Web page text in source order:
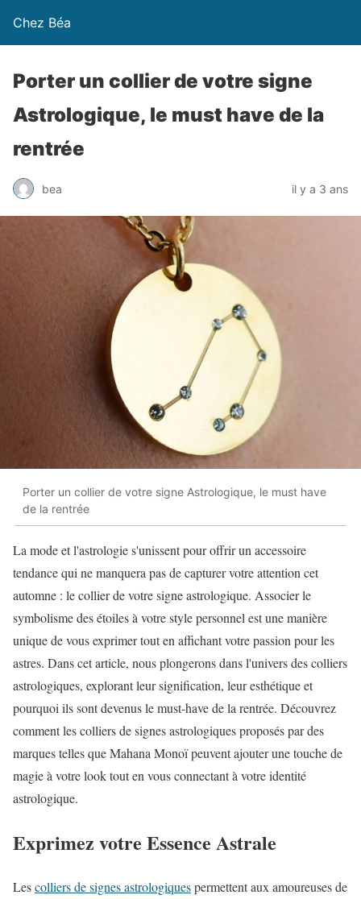
Chez Béa
Porter un collier de votre signe
Astrologique, le must have de la
rentrée
bea il y a 3 ans
Porter un collier de votre signe Astrologique, le must have
de la rentrée
La mode et l'astrologie s'unissent pour offrir un accessoire
tendance qui ne manquera pas de capturer votre attention cet
automne : le collier de votre signe astrologique. Associer le
symbolisme des étoiles à votre style personnel est une manière
unique de vous exprimer tout en affichant votre passion pour les
astres. Dans cet article, nous plongerons dans l'univers des colliers
astrologiques, explorant leur signification, leur esthétique et
pourquoi ils sont devenus le must-have de la rentrée. Découvrez
comment les colliers de signes astrologiques proposés par des
marques telles que Mahana Monoï peuvent ajouter une touche de
magie à votre look tout en vous connectant à votre identité
astrologique.
Exprimez votre Essence Astrale
Lescolliers de signes astrologiquespermettent aux amoureuses de